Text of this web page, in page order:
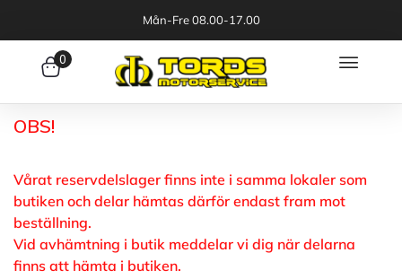
Mån-Fre 08.00-17.00
0
OBS!
Vårat reservdelslager finns inte i samma lokaler som
butiken och delar hämtas därför endast fram mot
beställning.
Vid avhämtning i butik meddelar vi dig när delarna
finns att hämta i butiken.